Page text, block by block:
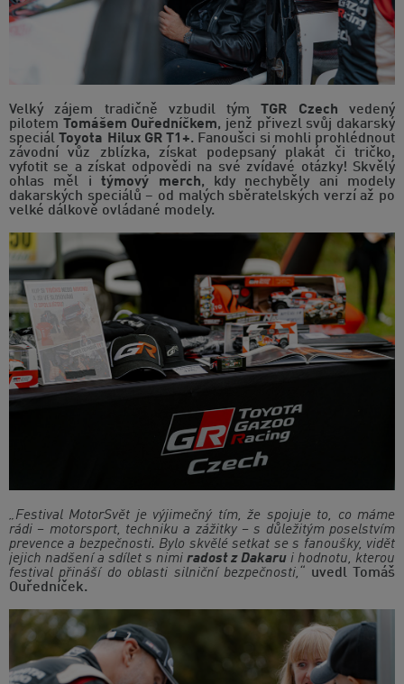
Velký zájem tradičně vzbudil týmTGR Czech vedený
pilotem Tomášem Ouředníčkem, jenž přivezl svůj dakarský
speciálToyota Hilux GR T1+. Fanoušci si mohli prohlédnout
závodní vůz zblízka, získat podepsaný plakát či tričko,
vyfotit se a získat odpovědi na své zvídavé otázky! Skvělý
ohlas měl itýmový merch, kdy nechyběly ani modely
dakarských speciálů – od malých sběratelských verzí až po
velké dálkově ovládané modely.
„Festival MotorSvět je výjimečný tím, že spojuje to, co máme
rádi – motorsport, techniku a zážitky – s důležitým poselstvím
prevence a bezpečnosti. Bylo skvělé setkat se s fanoušky, vidět
jejich nadšení a sdílet s nimi radost z Dakaru i hodnotu, kterou
festival přináší do oblasti silniční bezpečnosti,“
uvedl Tomáš
Ouředníček.